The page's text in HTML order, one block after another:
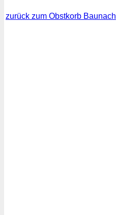
zurück zum Obstkorb Baunach